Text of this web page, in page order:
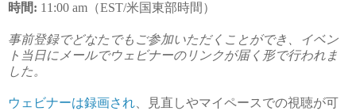
時間: 11:00 am（EST/米国東部時間）
事前登録でどなたでもご参加いただくことができ、イベン
ト当日にメールでウェビナーのリンクが届く形で行われま
した。
ウェビナーは録画され 、見直しやマイペースでの視聴が可